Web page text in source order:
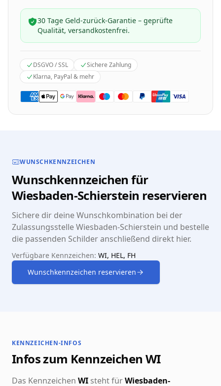
30 Tage Geld-zurück-Garantie – geprüfte
Qualität, versandkostenfrei.
DSGVO / SSL
Sichere Zahlung
Klarna, PayPal & mehr
WUNSCHKENNZEICHEN
Wunschkennzeichen für
Wiesbaden-Schierstein reservieren
Sichere dir deine Wunschkombination bei der
Zulassungsstelle Wiesbaden-Schierstein und bestelle
die passenden Schilder anschließend direkt hier.
Verfügbare Kennzeichen: WI, HEL, FH
Wunschkennzeichen reservieren
KENNZEICHEN-INFOS
Infos zum Kennzeichen WI
Das Kennzeichen WI steht fürWiesbaden-